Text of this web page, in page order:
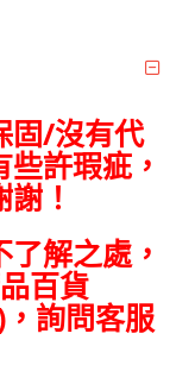
固/沒有代
許瑕疵，
！
解之處，
百貨
詢問客服